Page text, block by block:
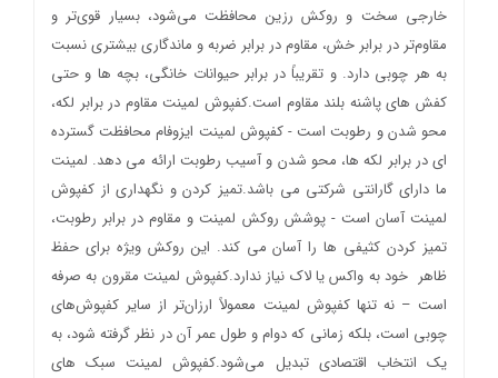
خارجی سخت و روکش رزین محافظت می‌شود، بسیار قوی‌تر و
مقاوم‌تر در برابر خش، مقاوم در برابر ضربه و ماندگاری بیشتری نسبت
به هر چوبی دارد. و تقریباً در برابر حیوانات خانگی، بچه ها و حتی
کفش های پاشنه بلند مقاوم است.کفپوش لمینت مقاوم در برابر لکه،
محو شدن و رطوبت است - کفپوش لمینت ایزوفام محافظت گسترده
ای در برابر لکه ها، محو شدن و آسیب رطوبت ارائه می دهد. لمینت
ما دارای گارانتی شرکتی می باشد.تمیز کردن و نگهداری از کفپوش
لمینت آسان است - پوشش روکش لمینت و مقاوم در برابر رطوبت،
تمیز کردن کثیفی ها را آسان می کند. این روکش ویژه برای حفظ
ظاهر خود به واکس یا لاک نیاز ندارد.کفپوش لمینت مقرون به صرفه
است – نه تنها کفپوش لمینت معمولاً ارزان‌تر از سایر کفپوش‌های
چوبی است، بلکه زمانی که دوام و طول عمر آن در نظر گرفته شود، به
یک انتخاب اقتصادی تبدیل می‌شود.کفپوش لمینت سبک های